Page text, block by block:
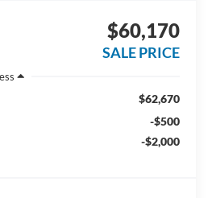
$60,170
SALE PRICE
$62,670
-$500
-$2,000